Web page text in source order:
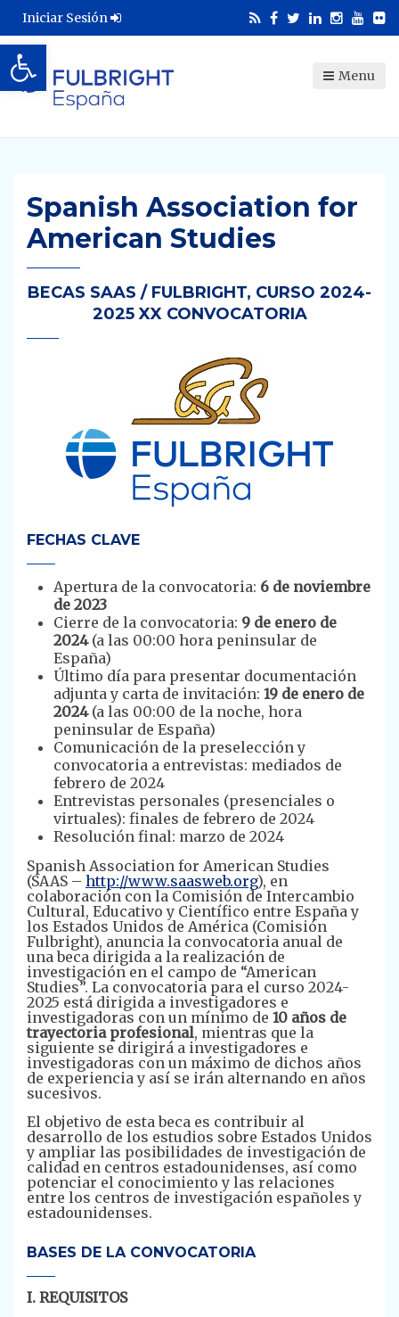
Abrir barra de herramientas
Iniciar Sesión
Menu
Spanish Association for
American Studies
BECAS SAAS / FULBRIGHT, CURSO 2024-
2025 XX CONVOCATORIA
FECHAS CLAVE
Apertura de la convocatoria: 6 de noviembre
de 2023
Cierre de la convocatoria: 9 de enero de
2024(a las 00:00 hora peninsular de
España)
Último día para presentar documentación
adjunta y carta de invitación: 19 de enero de
2024(a las 00:00 de la noche, hora
peninsular de España)
Comunicación de la preselección y
convocatoria a entrevistas: mediados de
febrero de 2024
Entrevistas personales (presenciales o
virtuales): finales de febrero de 2024
Resolución final: marzo de 2024
Spanish Association for American Studies
(SAAS – http://www.saasweb.org), en
colaboración con la Comisión de Intercambio
Cultural, Educativo y Científico entre España y
los Estados Unidos de América (Comisión
Fulbright), anuncia la convocatoria anual de
una beca dirigida a la realización de
investigación en el campo de “American
Studies”. La convocatoria para el curso 2024-
2025 está dirigida a investigadores e
investigadoras con un mínimo de 10 años de
trayectoria profesional, mientras que la
siguiente se dirigirá a investigadores e
investigadoras con un máximo de dichos años
de experiencia y así se irán alternando en años
sucesivos.
El objetivo de esta beca es contribuir al
desarrollo de los estudios sobre Estados Unidos
y ampliar las posibilidades de investigación de
calidad en centros estadounidenses, así como
potenciar el conocimiento y las relaciones
entre los centros de investigación españoles y
estadounidenses.
BASES DE LA CONVOCATORIA
I. REQUISITOS